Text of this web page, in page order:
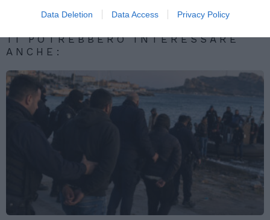
Data Deletion Data Access Privacy Policy
TI POTREBBERO INTERESSARE
ANCHE: